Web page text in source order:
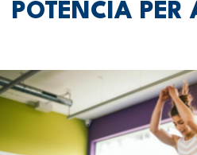
POTÈNCIA PER